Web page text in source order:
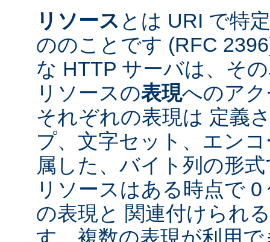
リソース とは URI で特
ののことです (RFC
な HTTP サーバは、そ
リソースの表現へのア
それぞれの表現は 定義
プ、文字セット、エン
属した、バイト列の形
リソースはある時点で
の表現と 関連付けられ
す。複数の表現が利用